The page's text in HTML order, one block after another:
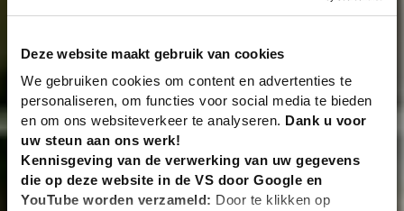
Deze website maakt gebruik van cookies
We gebruiken cookies om content en advertenties te
personaliseren, om functies voor social media te bieden
en om ons websiteverkeer te analyseren. Dank u voor
uw steun aan ons werk!
Kennisgeving van de verwerking van uw gegevens
die op deze website in de VS door Google en
YouTube worden verzameld: Door te klikken op